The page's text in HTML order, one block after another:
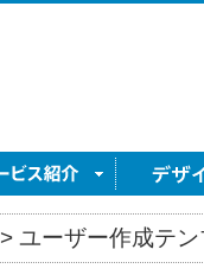
> ユーザー作成テ